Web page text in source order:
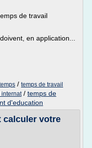
de travail
en application...
/ temps de travail
internat/ temps de
d'education
calculer votre